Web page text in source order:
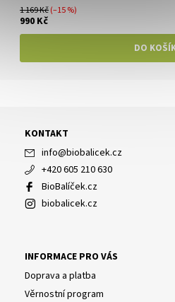
1 169 Kč(–15 %)
990 Kč
KONTAKT
info@biobalicek.cz
+420 605 210 630
BioBalíček.cz
biobalicek.cz
INFORMACE PRO VÁS
Doprava a platba
Věrnostní program